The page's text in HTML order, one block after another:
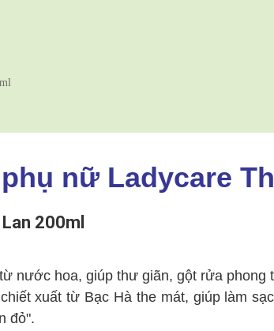
nữ Ladycare
200ml
nước hoa, giúp thư giãn, gột rửa phong
xuất từ Bạc Hà the mát, giúp làm
đỏ".